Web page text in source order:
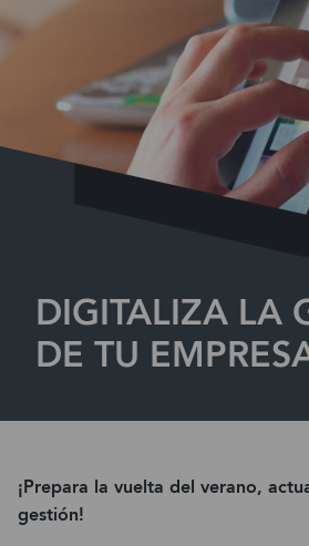
DIGITALIZA LA
DE TU
¡Prepara la vuelta del verano,
gestión!